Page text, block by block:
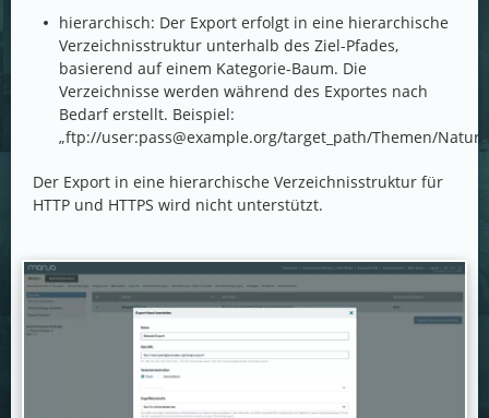
hierarchisch: Der Export erfolgt in eine hierarchische
Verzeichnisstruktur unterhalb des Ziel-Pfades,
basierend auf einem Kategorie-Baum. Die
Verzeichnisse werden während des Exportes nach
Bedarf erstellt. Beispiel:
„ftp://user:pass@example.org/target_path/Themen/Natur/
Der Export in eine hierarchische Verzeichnisstruktur für
HTTP und HTTPS wird nicht unterstützt.